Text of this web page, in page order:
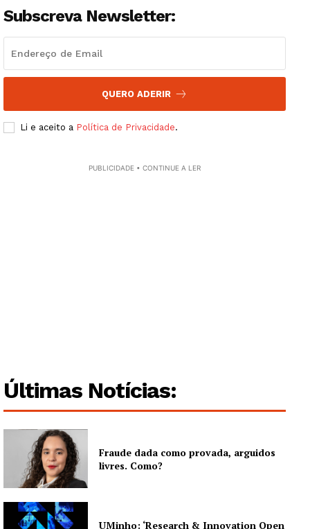
Publicidade
Quero ser Assinante
Subscreva Newsletter:
QUERO ADERIR
Li e aceito a Política de Privacidade.
PUBLICIDADE • CONTINUE A LER
Últimas Notícias:
Fraude dada como provada, arguidos
livres. Como?
UMinho: ‘Research & Innovation Open